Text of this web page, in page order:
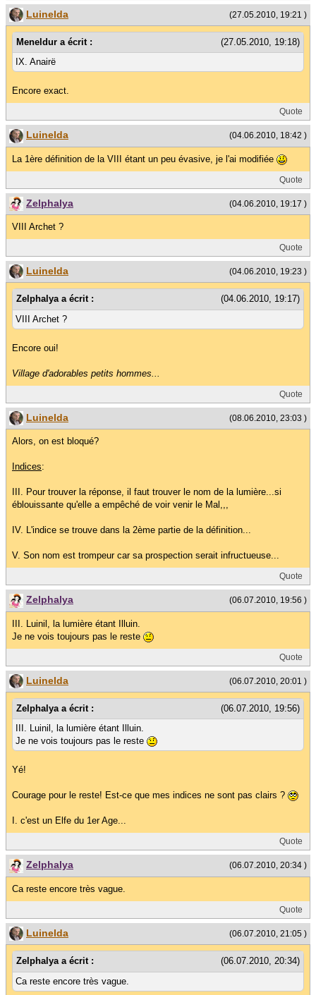
(27.05.2010, 19:21 )
Luinelda
(27.05.2010, 19:18)
Meneldur a écrit :
IX. Anairë
Encore exact.
Quote
(04.06.2010, 18:42 )
Luinelda
La 1ère définition de la VIII étant un peu évasive, je l'ai modifiée
Quote
(04.06.2010, 19:17 )
Zelphalya
VIII Archet ?
Quote
(04.06.2010, 19:23 )
Luinelda
(04.06.2010, 19:17)
Zelphalya a écrit :
VIII Archet ?
Encore oui!
Village d'adorables petits hommes...
Quote
(08.06.2010, 23:03 )
Luinelda
Alors, on est bloqué?
Indices:
III. Pour trouver la réponse, il faut trouver le nom de la lumière...si
éblouissante qu'elle a empêché de voir venir le Mal,,,
IV. L'indice se trouve dans la 2ème partie de la définition...
V. Son nom est trompeur car sa prospection serait infructueuse...
Quote
(06.07.2010, 19:56 )
Zelphalya
III. Luinil, la lumière étant Illuin.
Je ne vois toujours pas le reste
Quote
(06.07.2010, 20:01 )
Luinelda
(06.07.2010, 19:56)
Zelphalya a écrit :
III. Luinil, la lumière étant Illuin.
Je ne vois toujours pas le reste
Yé!
Courage pour le reste! Est-ce que mes indices ne sont pas clairs ?
I. c'est un Elfe du 1er Age...
Quote
(06.07.2010, 20:34 )
Zelphalya
Ca reste encore très vague.
Quote
(06.07.2010, 21:05 )
Luinelda
(06.07.2010, 20:34)
Zelphalya a écrit :
Ca reste encore très vague.